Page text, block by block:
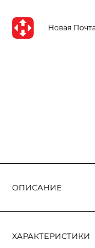
ОПИСАНИЕ
лампочки
ХАРАКТЕРИСТИКИ
Новая Почта